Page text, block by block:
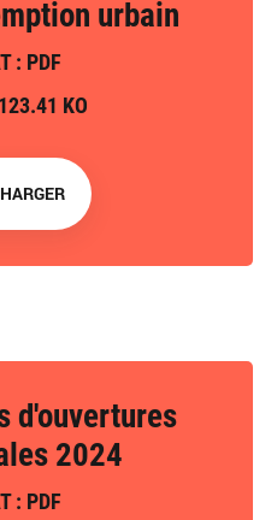
urbain
: PDF
KO
d'ouvertures
2024
: PDF